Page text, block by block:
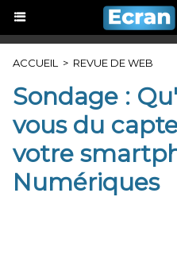
ACCUEIL > REVUE DE WEB
Sondage :
vous du
votre
Numériques